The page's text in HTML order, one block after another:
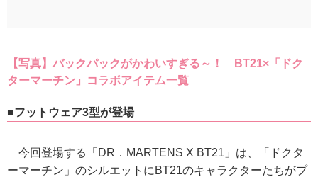
【写真】バックパックがかわいすぎる～！ BT21×「ドク
ターマーチン」コラボアイテム一覧
■フットウェア3型が登場
今回登場する「DR．MARTENS X BT21」は、「ドクタ
ーマーチン」のシルエットにBT21のキャラクターたちがプ